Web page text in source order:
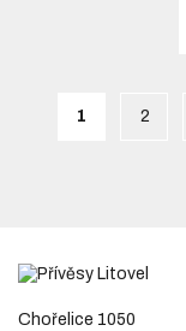
1 2
Chořelice 1050